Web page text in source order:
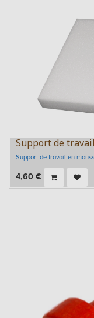
Support de
Support de travail en
4,60 €